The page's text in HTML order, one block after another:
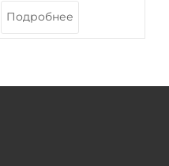
Подробнее